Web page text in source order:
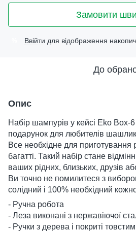
Замовити
Ввійти для відображення
До
Опис
Набір шампурів у кейсі Eko Box-
подарунок для любителів
Все необхідне для приготування
багатті. Такий набір стане
ваших рідних, близьких, друзів
Ви точно не помилитеся з
солідний і 100% необхідний
- Ручна робота
- Леза виконані з нержавіючої
- Ручки з дерева і покриті